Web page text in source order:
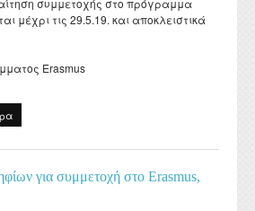
αίτηση συμμετοχής στο πρόγραμμα
μέχρι τις 29.5.19. και αποκλειστικά
Erasmus
για συμμετοχή στο Erasmus,